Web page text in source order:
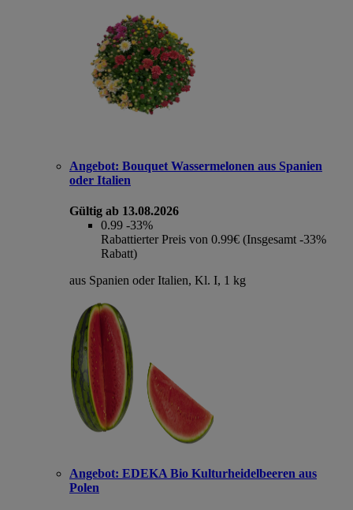
Angebot: Bouquet Wassermelonen aus Spanien
oder Italien
Gültig ab 13.08.2026
0.99 -33%
Rabattierter Preis von 0.99€ (Insgesamt -33%
Rabatt)
aus Spanien oder Italien, Kl. I, 1 kg
Angebot: EDEKA Bio Kulturheidelbeeren aus
Polen